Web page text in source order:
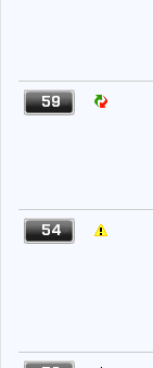
59
54